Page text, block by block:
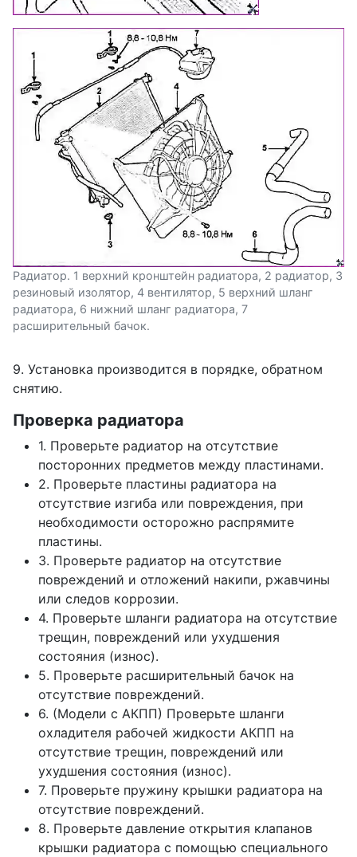
Радиатор. 1 верхний кронштейн радиатора, 2 радиатор, 3
резиновый изолятор, 4 вентилятор, 5 верхний шланг
радиатора, 6 нижний шланг радиатора, 7
расширительный бачок.
9. Установка производится в порядке, обратном
снятию.
Проверка радиатора
1. Проверьте радиатор на отсутствие
посторонних предметов между пластинами.
2. Проверьте пластины радиатора на
отсутствие изгиба или повреждения, при
необходимости осторожно распрямите
пластины.
3. Проверьте радиатор на отсутствие
повреждений и отложений накипи, ржавчины
или следов коррозии.
4. Проверьте шланги радиатора на отсутствие
трещин, повреждений или ухудшения
состояния (износ).
5. Проверьте расширительный бачок на
отсутствие повреждений.
6. (Модели с АКПП) Проверьте шланги
охладителя рабочей жидкости АКПП на
отсутствие трещин, повреждений или
ухудшения состояния (износ).
7. Проверьте пружину крышки радиатора на
отсутствие повреждений.
8. Проверьте давление открытия клапанов
крышки радиатора с помощью специального